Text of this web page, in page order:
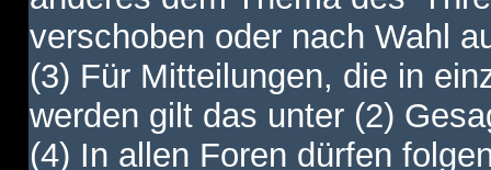
verschoben oder nach Wahl
(3) Für Mitteilungen, die in
werden gilt das unter (2)
(4) In allen Foren dürfen